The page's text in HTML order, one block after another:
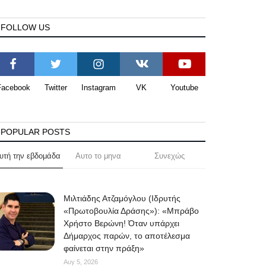
FOLLOW US
Twitter Instagram VK Youtube
POPULAR POSTS
την εβδομάδα Αυτο το μηνα Συνεχώς
Μιλτιάδης Ατζαμόγλου (Ιδρυτής
«Πρωτοβουλία Δράσης»): «Μπράβο
Χρήστο Βερώνη! Όταν υπάρχει
Δήμαρχος παρών, το αποτέλεσμα
φαίνεται στην πράξη»
Αυγ 5, 2026